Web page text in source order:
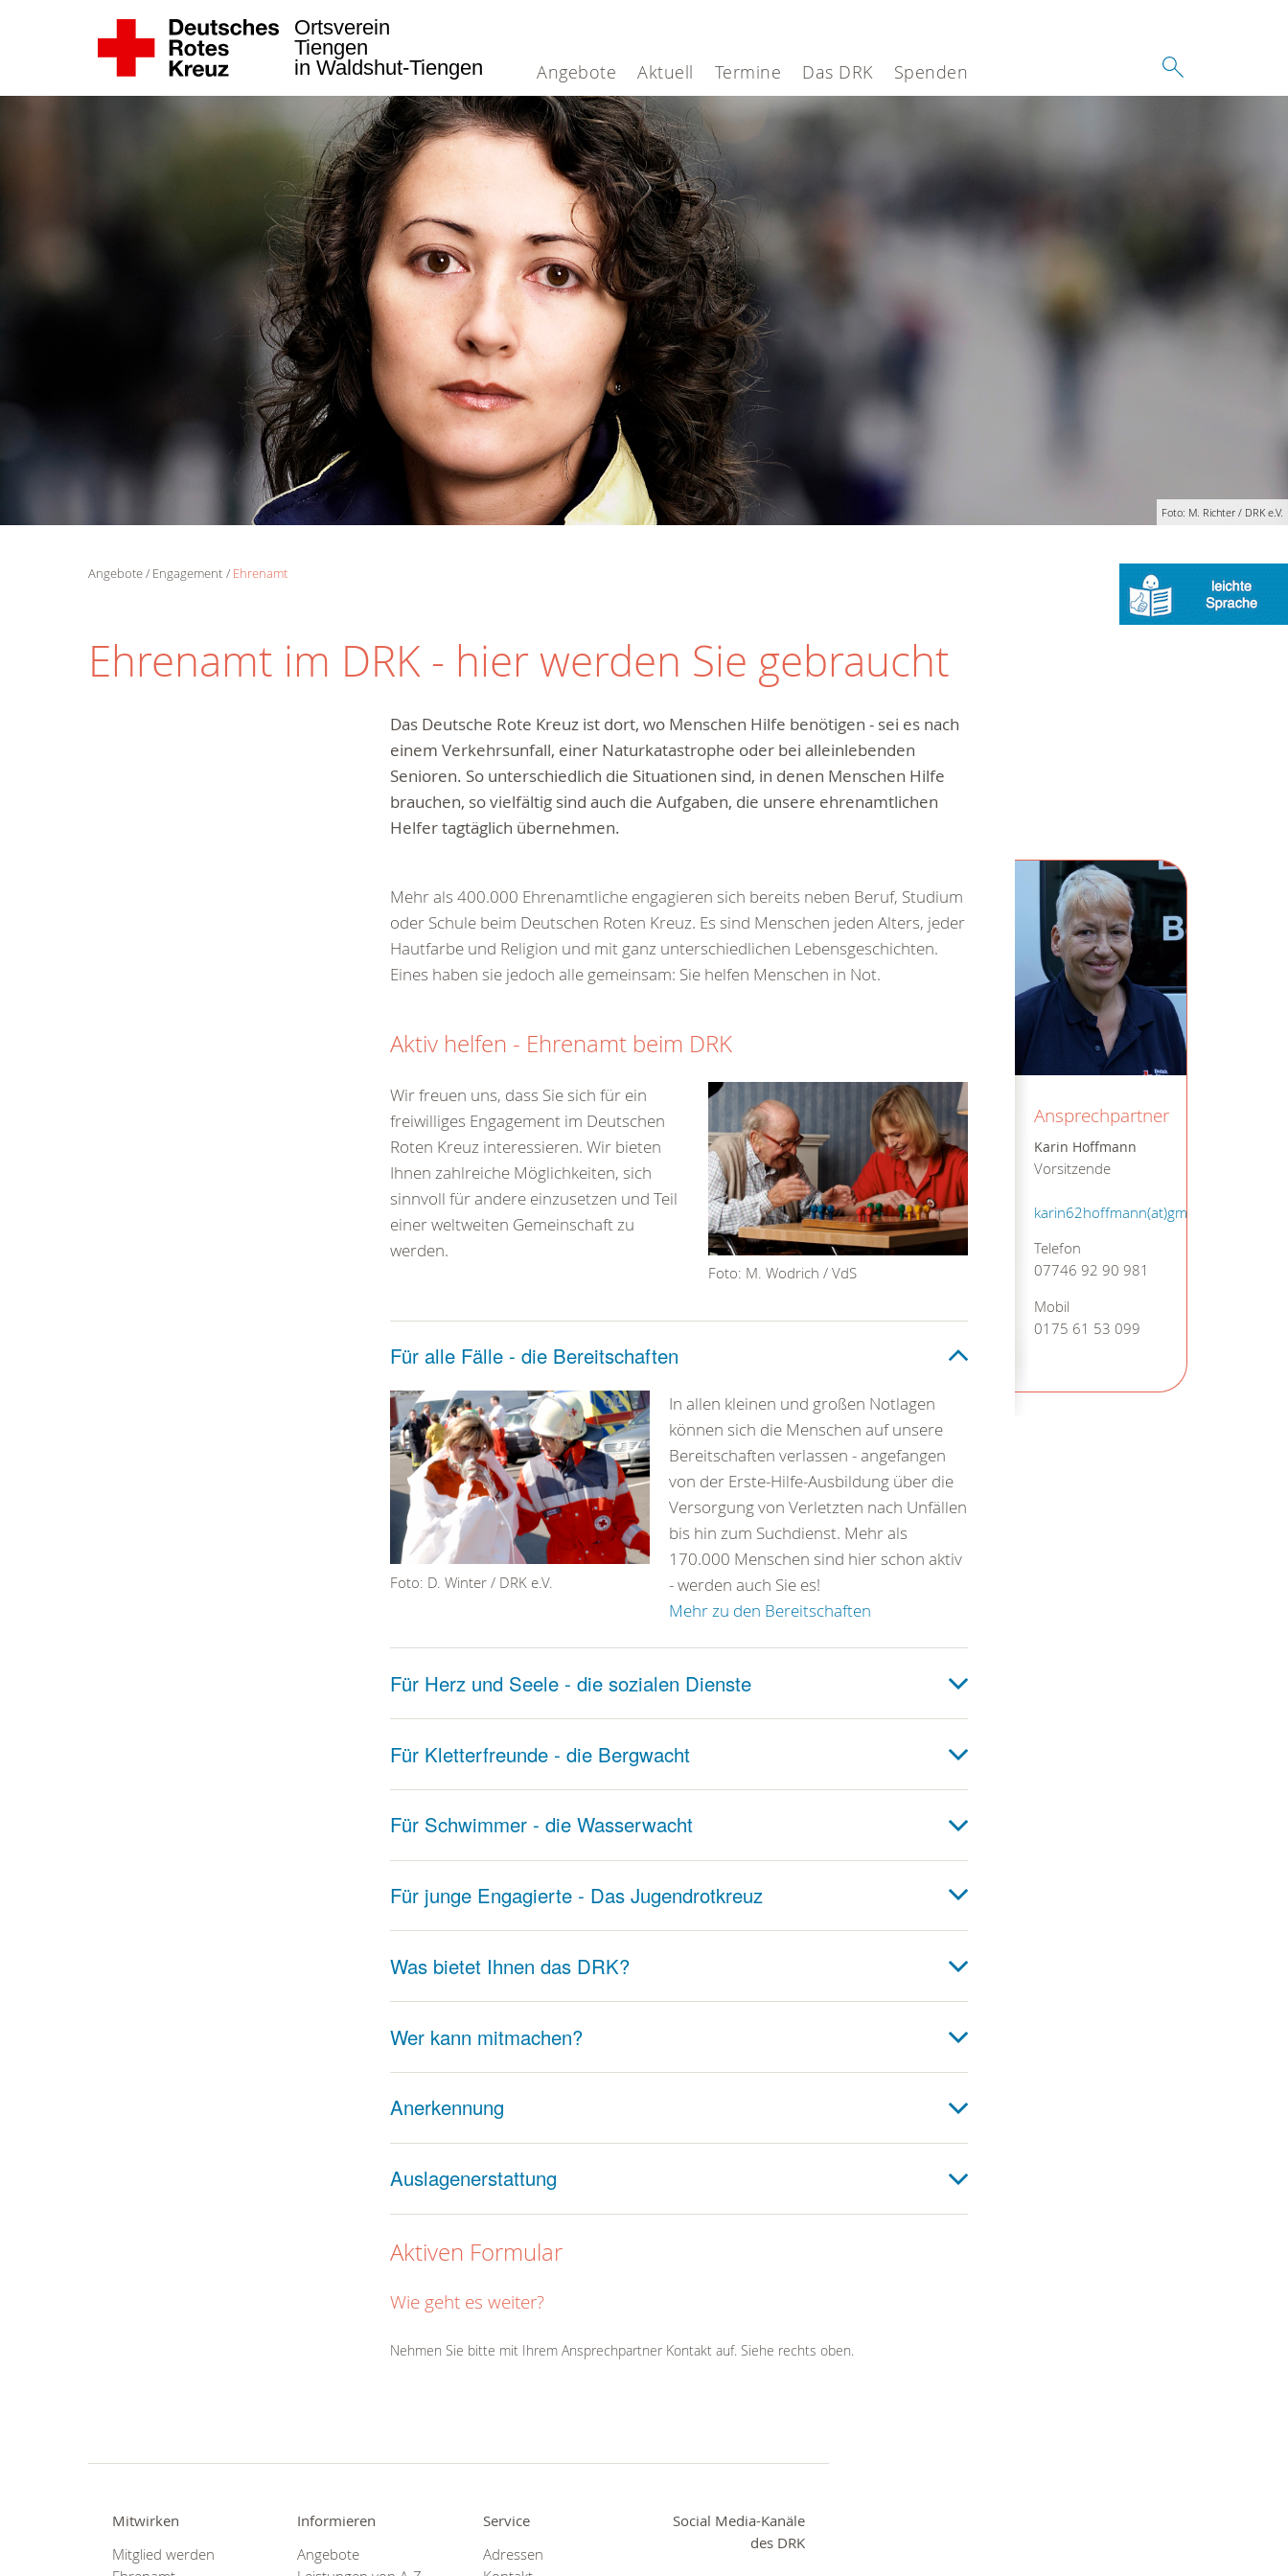
Angebote Aktuell Termine Das DRK Spenden
Ortsverein
Tiengen
in Waldshut-Tiengen
Foto: M. Richter / DRK e.V.
Angebote Engagement Ehrenamt
Ehrenamt im DRK - hier werden Sie gebraucht
Das Deutsche Rote Kreuz ist dort, wo Menschen Hilfe benötigen - sei es nach
einem Verkehrsunfall, einer Naturkatastrophe oder bei alleinlebenden
Senioren. So unterschiedlich die Situationen sind, in denen Menschen Hilfe
brauchen, so vielfältig sind auch die Aufgaben, die unsere ehrenamtlichen
Helfer tagtäglich übernehmen.
Ansprechpartner
Karin Hoffmann
Vorsitzende
karin62hoffmann(at)gmail.com
Telefon
07746 92 90 981
Mobil
0175 61 53 099
Mehr als 400.000 Ehrenamtliche engagieren sich bereits neben Beruf, Studium
oder Schule beim Deutschen Roten Kreuz. Es sind Menschen jeden Alters, jeder
Hautfarbe und Religion und mit ganz unterschiedlichen Lebensgeschichten.
Eines haben sie jedoch alle gemeinsam: Sie helfen Menschen in Not.
Aktiv helfen - Ehrenamt beim DRK
Foto: M. Wodrich / VdS
Wir freuen uns, dass Sie sich für ein
freiwilliges Engagement im Deutschen
Roten Kreuz interessieren. Wir bieten
Ihnen zahlreiche Möglichkeiten, sich
sinnvoll für andere einzusetzen und Teil
einer weltweiten Gemeinschaft zu
werden.
Für alle Fälle - die Bereitschaften
Foto: D. Winter / DRK e.V.
In allen kleinen und großen Notlagen
können sich die Menschen auf unsere
Bereitschaften verlassen - angefangen
von der Erste-Hilfe-Ausbildung über die
Versorgung von Verletzten nach Unfällen
bis hin zum Suchdienst. Mehr als
170.000 Menschen sind hier schon aktiv
- werden auch Sie es!
Mehr zu den Bereitschaften
Für Herz und Seele - die sozialen Dienste
Für Kletterfreunde - die Bergwacht
Für Schwimmer - die Wasserwacht
Für junge Engagierte - Das Jugendrotkreuz
Was bietet Ihnen das DRK?
Wer kann mitmachen?
Anerkennung
Auslagenerstattung
Aktiven Formular
Wie geht es weiter?
Nehmen Sie bitte mit Ihrem Ansprechpartner Kontakt auf. Siehe rechts oben.
Mitwirken
Mitglied werden
Informieren
Angebote
Service
Adressen
Social Media-Kanäle
des DRK